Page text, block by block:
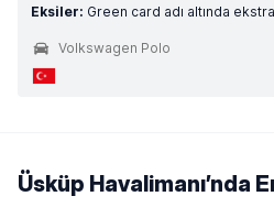
Eksiler: Green card adı altında
Volkswagen Polo
Üsküp Havalimanı’nda